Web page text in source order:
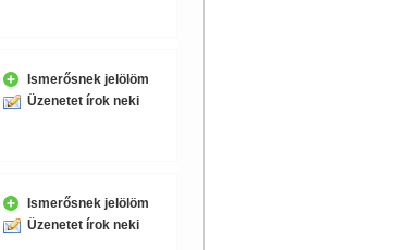
Ismerősnek jelölöm
Üzenetet írok neki
Ismerősnek jelölöm
Üzenetet írok neki